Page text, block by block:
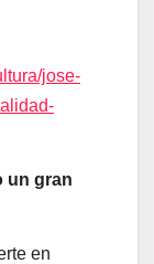
jose-
un gran
en